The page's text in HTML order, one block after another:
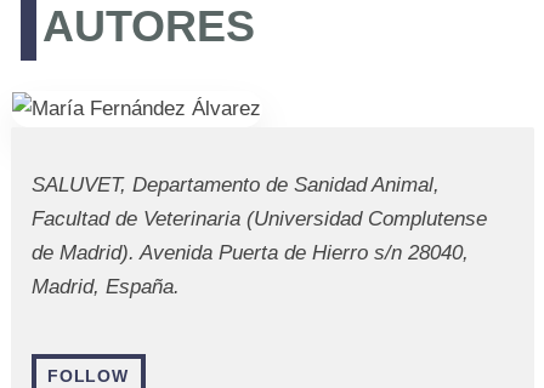
REVISTAS
AUTORES
SALUVET, Departamento de Sanidad Animal,
Facultad de Veterinaria (Universidad Complutense
de Madrid). Avenida Puerta de Hierro s/n 28040,
Madrid, España.
FOLLOW